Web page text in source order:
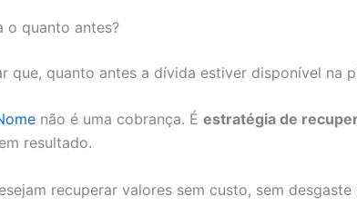
o quanto antes?
que, quanto antes a dívida estiver disponível na
não é uma cobrança. É estratégia de
resultado.
recuperar valores sem custo, sem